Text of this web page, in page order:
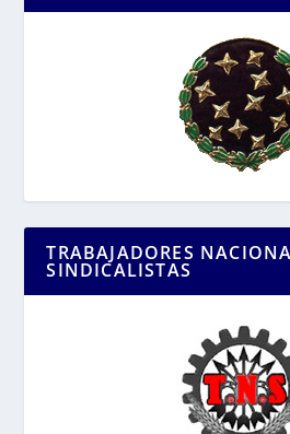
TRABAJADORES
SINDICALISTAS